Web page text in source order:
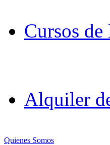
Cursos de
Alquiler
Quienes Somos